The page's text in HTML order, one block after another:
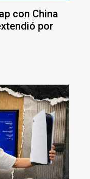
con China
por